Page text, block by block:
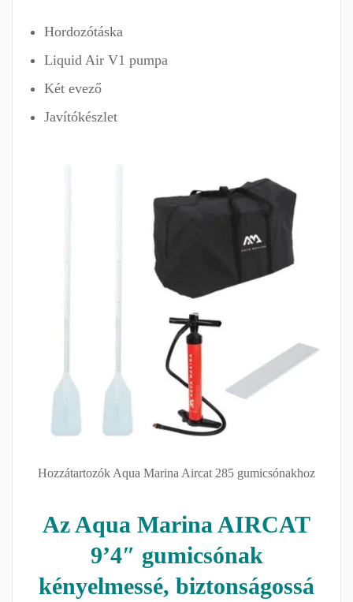
Hordozótáska
Liquid Air V1 pumpa
Két evező
Javítókészlet
Hozzátartozók Aqua Marina Aircat 285 gumicsónakhoz
Az Aqua Marina AIRCAT
9’4″ gumicsónak
kényelmessé, biztonságossá